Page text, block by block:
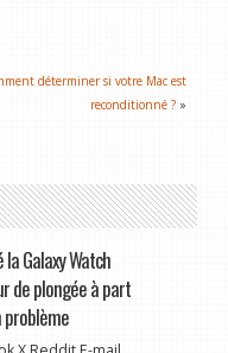
déterminer si votre Mac est
reconditionné ? »
Galaxy Watch
de plongée à part